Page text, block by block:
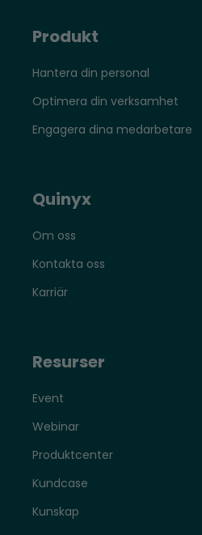
Produkt
Hantera din personal
Optimera din verksamhet
Engagera dina medarbetare
Quinyx
Om oss
Kontakta oss
Karriär
Resurser
Event
Webinar
Produktcenter
Kundcase
Kunskap